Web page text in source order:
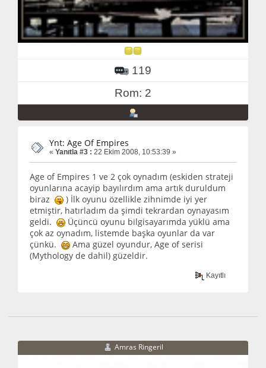
119
Rom: 2
Ynt: Age Of Empires
« Yanıtla #3 : 22 Ekim 2008, 10:53:39 »
Age of Empires 1 ve 2 çok oynadım (eskiden strateji
oyunlarına acayip bayılırdım ama artık duruldum
biraz
) İlk oyunu özellikle zihnimde iyi yer
etmiştir, hatırladım da şimdi tekrardan oynayasım
geldi.
Üçüncü oyunu bilgisayarımda yüklü ama
çok az oynadım, listemde başka oyunlar da var
çünkü.
Ama güzel oyundur, Age of serisi
(Mythology de dahil) güzeldir.
Kayıtlı
Amras Ringeril